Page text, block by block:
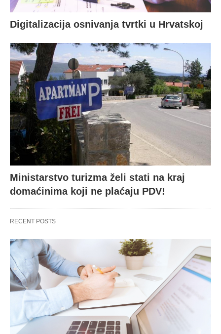
Digitalizacija osnivanja tvrtki u Hrvatskoj
Ministarstvo turizma želi stati na kraj
domaćinima koji ne plaćaju PDV!
RECENT POSTS